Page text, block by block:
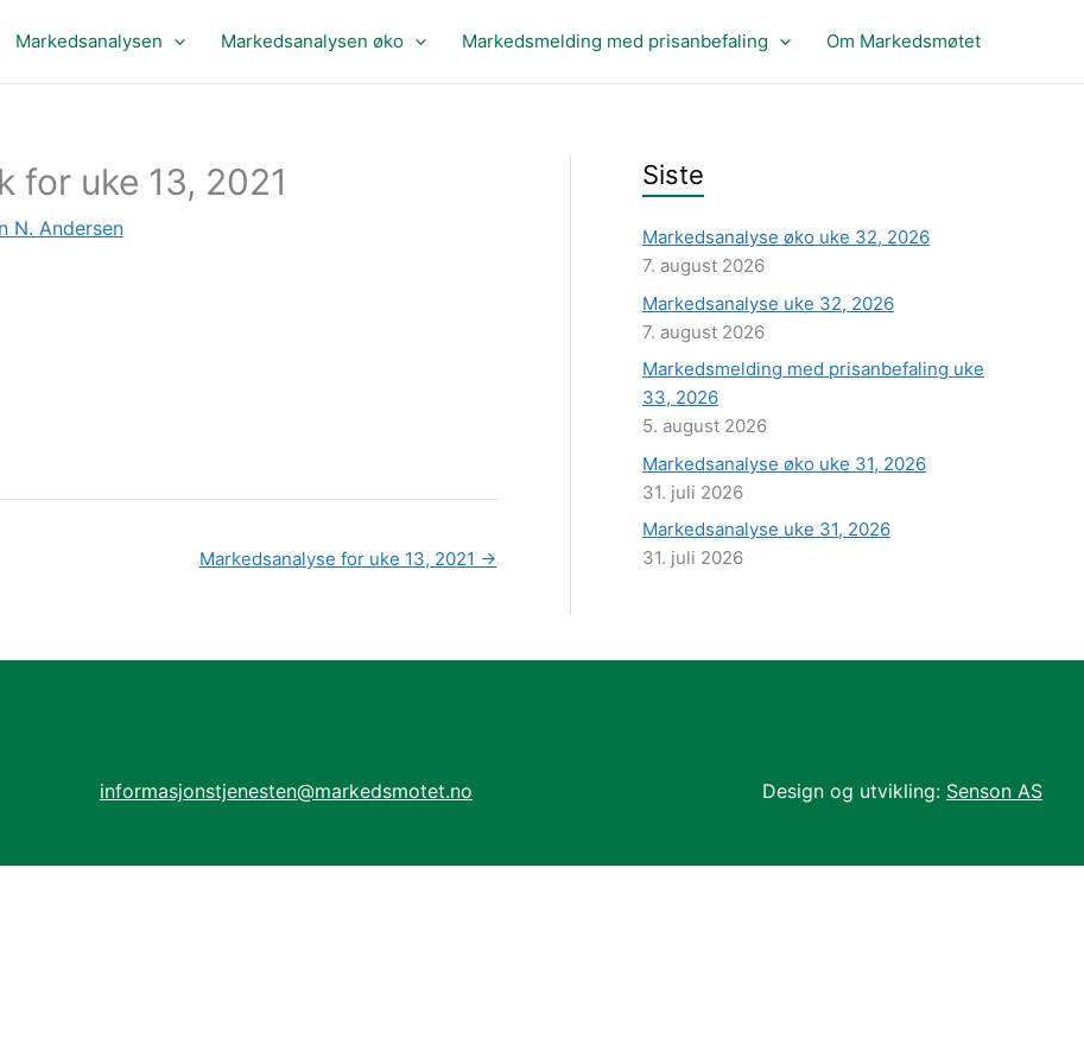
Markedsanalysen Markedsanalysen øko Markedsmelding med prisanbefaling Om Markedsmøtet
for uke 13, 2021
N. Andersen
Markedsanalyse for uke 13, 2021 →
Siste
Markedsanalyse øko uke 32, 2026
7. august 2026
Markedsanalyse uke 32, 2026
7. august 2026
Markedsmelding med prisanbefaling uke
33, 2026
5. august 2026
Markedsanalyse øko uke 31, 2026
31. juli 2026
Markedsanalyse uke 31, 2026
31. juli 2026
informasjonstjenesten@markedsmotet.no Design og utvikling: Senson AS